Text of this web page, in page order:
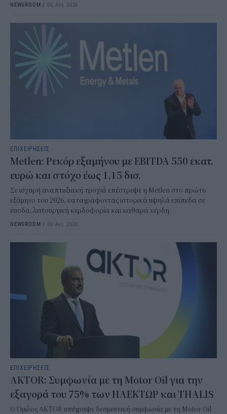
NEWSROOM / 06 Αυγ 2026
ΕΠΙΧΕΙΡΗΣΕΙΣ
Metlen: Ρεκόρ εξαμήνου με EBITDA 550 εκατ.
ευρώ και στόχο έως 1,15 δισ.
Σε ισχυρή αναπτυξιακή τροχιά επέστρεψε η Metlen στο πρώτο
εξάμηνο του 2026, καταγράφοντας ιστορικά υψηλά επίπεδα σε
έσοδα, λειτουργική κερδοφορία και καθαρά κέρδη.
NEWSROOM / 06 Αυγ 2026
ΕΠΙΧΕΙΡΗΣΕΙΣ
AKTOR: Συμφωνία με τη Motor Oil για την
εξαγορά του 75% των ΗΛΕΚΤΩΡ και THALIS
Ο Όμιλος AKTOR υπέγραψε δεσμευτική συμφωνία με τη Motor Oil